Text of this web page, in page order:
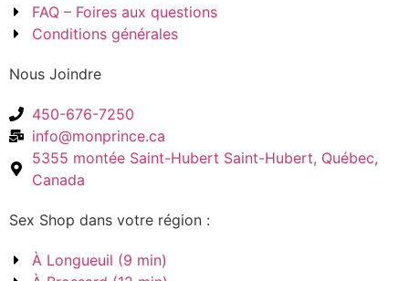
FAQ – Foires aux questions
Conditions générales
Nous Joindre
450-676-7250
info@monprince.ca
5355 montée Saint-Hubert Saint-Hubert, Québec,
Canada
Sex Shop dans votre région :
À Longueuil (9 min)